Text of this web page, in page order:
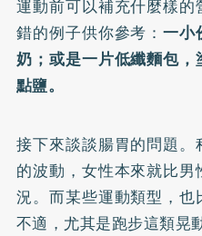
運動前可以補充什麼樣
錯的例子供你參考：一小
奶；或是一片低纖麵包
點鹽。
接下來談談腸胃的問題
的波動，女性本來就比
況。而某些運動類型，
不適，尤其是跑步這類晃